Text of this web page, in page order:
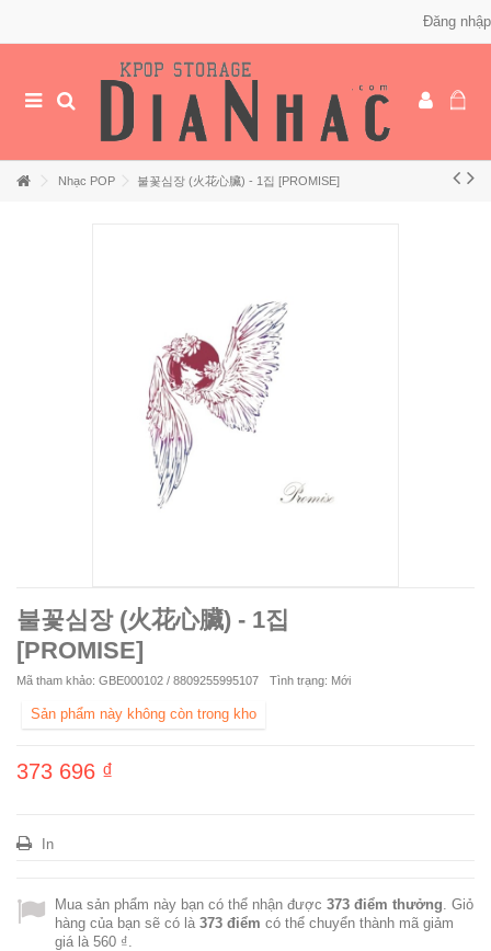
Đăng nhập
Nhạc POP 불꽃심장 (火花心臟) - 1집 [PROMISE]
불꽃심장 (火花心臟) - 1집
[PROMISE]
Mã tham khảo: GBE000102 / 8809255995107 Tình trạng: Mới
Sản phẩm này không còn trong kho
373 696 ₫
In
Mua sản phẩm này bạn có thể nhận được 373 điểm thưởng . Giỏ
hàng của bạn sẽ có là 373 điểm có thể chuyển thành mã giảm
giá là 560 ₫